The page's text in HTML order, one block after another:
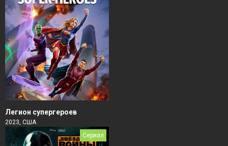
Легион супергероев
2023, США
Сериал